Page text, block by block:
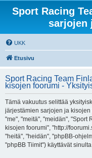
Sport Racing
sarjojen
UKK
Etusivu
Sport Racing Team
kisojen foorumi -
Tämä vakuutus selittää
järjestämien sarjojen ja
"me", "meitä", "meidän", "Sport
kisojen foorumi", "http://
"heitä", "heidän", "phpBB-
"phpBB Tiimit") käyttävät